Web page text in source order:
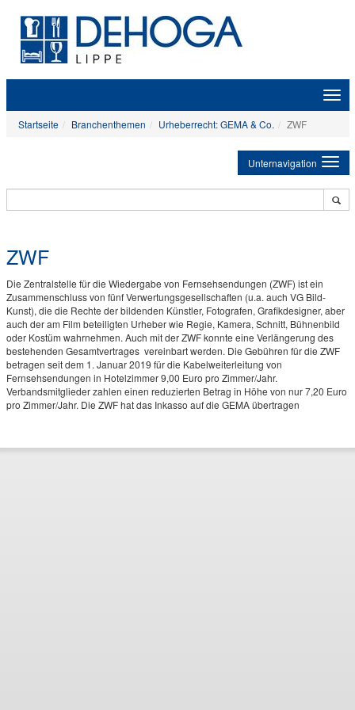
Startseite
Branchenthemen Urheberrecht: GEMA & Co. ZWF
Unternavigation
ZWF
Die Zentralstelle für die Wiedergabe von Fernsehsendungen (ZWF) ist ein
Zusammenschluss von fünf Verwertungsgesellschaften (u.a. auch VG Bild-
Kunst), die die Rechte der bildenden Künstler, Fotografen, Grafikdesigner, aber
auch der am Film beteiligten Urheber wie Regie, Kamera, Schnitt, Bühnenbild
oder Kostüm wahrnehmen. Auch mit der ZWF konnte eine Verlängerung des
bestehenden Gesamtvertrages vereinbart werden. Die Gebühren für die ZWF
betragen seit dem 1. Januar 2019 für die Kabelweiterleitung von
Fernsehsendungen in Hotelzimmer 9,00 Euro pro Zimmer/Jahr.
Verbandsmitglieder zahlen einen reduzierten Betrag in Höhe von nur 7,20 Euro
pro Zimmer/Jahr. Die ZWF hat das Inkasso auf die GEMA übertragen